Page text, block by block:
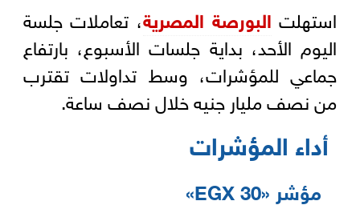
استهلت البورصة المصرية، تعاملات جلسة
اليوم الأحد، بداية جلسات الأسبوع، بارتفاع
جماعي للمؤشرات، وسط تداولات تقترب
من نصف مليار جنيه خلال نصف ساعة.
أداء المؤشرات
مؤشر «EGX 30»